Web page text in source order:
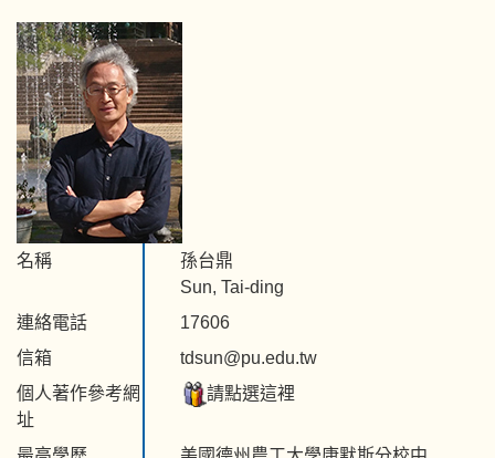
名稱
孫台鼎
Sun, Tai-ding
連絡電話
17606
信箱
tdsun@pu.edu.tw
個人著作參考網
址
請點選這裡